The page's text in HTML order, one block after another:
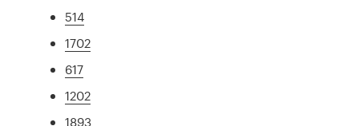
514
1702
617
1202
1893